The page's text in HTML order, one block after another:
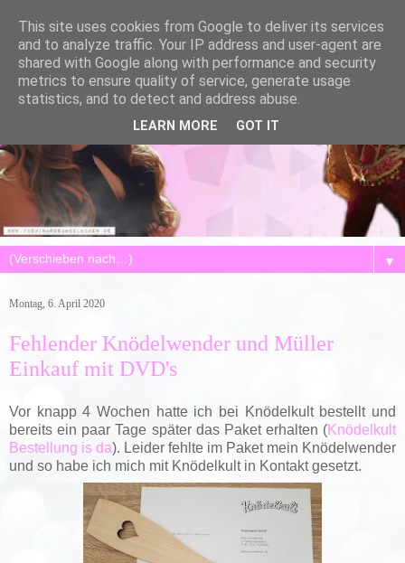
▼
Montag, 6. April 2020
Fehlender Knödelwender und Müller
Einkauf mit DVD's
Vor knapp 4 Wochen hatte ich bei Knödelkult bestellt und
bereits ein paar Tage später das Paket erhalten (Knödelkult
Bestellung is da). Leider fehlte im Paket mein Knödelwender
und so habe ich mich mit Knödelkult in Kontakt gesetzt.
This site uses cookies from Google to deliver its services
and to analyze traffic. Your IP address and user-agent are
shared with Google along with performance and security
metrics to ensure quality of service, generate usage
statistics, and to detect and address abuse.
LEARN MORE GOT IT